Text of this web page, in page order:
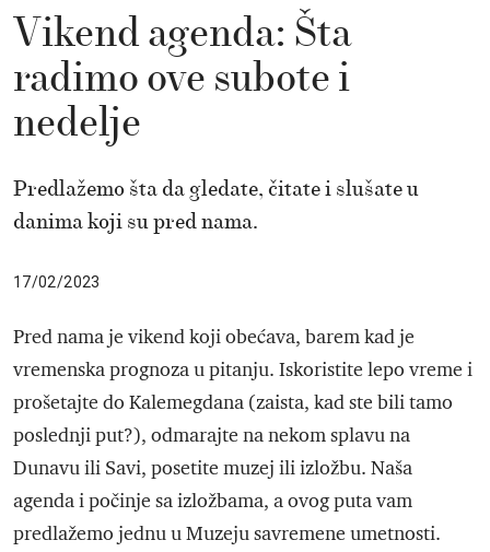
Vikend agenda: Šta
radimo ove subote i
nedelje
Predlažemo šta da gledate, čitate i slušate u
danima koji su pred nama.
17/02/2023
Pred nama je vikend koji obećava, barem kad je
vremenska prognoza u pitanju. Iskoristite lepo vreme i
prošetajte do Kalemegdana (zaista, kad ste bili tamo
poslednji put?), odmarajte na nekom splavu na
Dunavu ili Savi, posetite muzej ili izložbu. Naša
agenda i počinje sa izložbama, a ovog puta vam
predlažemo jednu u Muzeju savremene umetnosti.